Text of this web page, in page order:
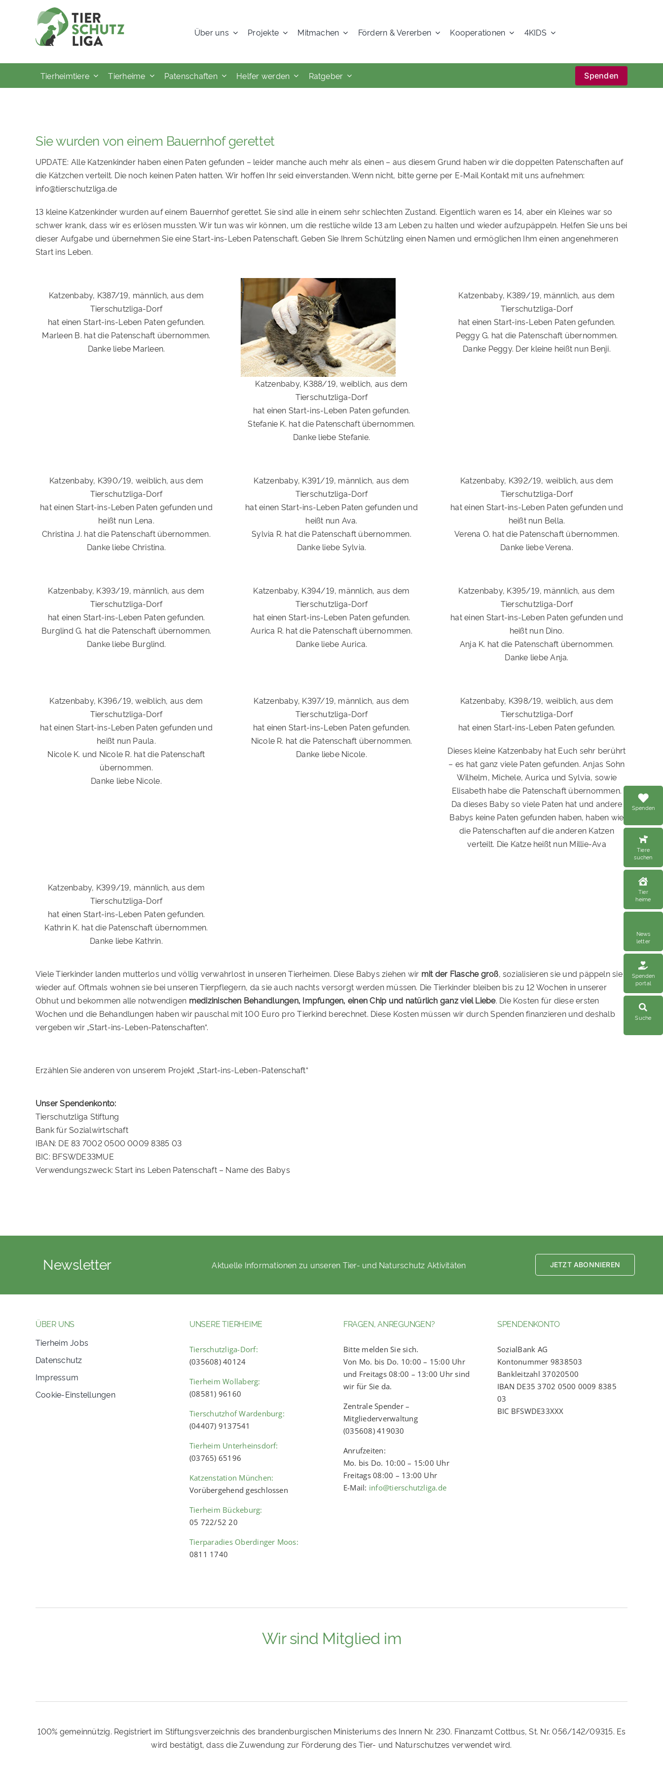
Über uns Projekte Mitmachen Fördern & Vererben Kooperationen 4KIDS
Tierheimtiere Tierheime Patenschaften Helfer werden Ratgeber Spenden
Spenden
Tiere
suchen
Tier
heime
News
letter
Spenden
portal
Suche
Sie wurden von einem Bauernhof gerettet
UPDATE: Alle Katzenkinder haben einen Paten gefunden – leider manche auch mehr als einen – aus diesem Grund haben wir die doppelten Patenschaften auf
die Kätzchen verteilt. Die noch keinen Paten hatten. Wir hoffen Ihr seid einverstanden. Wenn nicht, bitte gerne per E-Mail Kontakt mit uns aufnehmen:
info@tierschutzliga.de
13 kleine Katzenkinder wurden auf einem Bauernhof gerettet. Sie sind alle in einem sehr schlechten Zustand. Eigentlich waren es 14, aber ein Kleines war so
schwer krank, dass wir es erlösen mussten. Wir tun was wir können, um die restliche wilde 13 am Leben zu halten und wieder aufzupäppeln. Helfen Sie uns bei
dieser Aufgabe und übernehmen Sie eine Start-ins-Leben Patenschaft. Geben Sie Ihrem Schützling einen Namen und ermöglichen Ihm einen angenehmeren
Start ins Leben.
Katzenbaby, K387/19, männlich, aus dem
Tierschutzliga-Dorf
hat einen Start-ins-Leben Paten gefunden.
Marleen B. hat die Patenschaft übernommen.
Danke liebe Marleen.
Katzenbaby, K388/19, weiblich, aus dem
Tierschutzliga-Dorf
hat einen Start-ins-Leben Paten gefunden.
Stefanie K. hat die Patenschaft übernommen.
Danke liebe Stefanie.
Katzenbaby, K389/19, männlich, aus dem
Tierschutzliga-Dorf
hat einen Start-ins-Leben Paten gefunden.
Peggy G. hat die Patenschaft übernommen.
Danke Peggy. Der kleine heißt nun Benji.
Katzenbaby, K390/19, weiblich, aus dem
Tierschutzliga-Dorf
hat einen Start-ins-Leben Paten gefunden und
heißt nun Lena.
Christina J. hat die Patenschaft übernommen.
Danke liebe Christina.
Katzenbaby, K391/19, männlich, aus dem
Tierschutzliga-Dorf
hat einen Start-ins-Leben Paten gefunden und
heißt nun Ava.
Sylvia R. hat die Patenschaft übernommen.
Danke liebe Sylvia.
Katzenbaby, K392/19, weiblich, aus dem
Tierschutzliga-Dorf
hat einen Start-ins-Leben Paten gefunden und
heißt nun Bella.
Verena O. hat die Patenschaft übernommen.
Danke liebe Verena.
Katzenbaby, K393/19, männlich, aus dem
Tierschutzliga-Dorf
hat einen Start-ins-Leben Paten gefunden.
Burglind G. hat die Patenschaft übernommen.
Danke liebe Burglind.
Katzenbaby, K394/19, männlich, aus dem
Tierschutzliga-Dorf
hat einen Start-ins-Leben Paten gefunden.
Aurica R. hat die Patenschaft übernommen.
Danke liebe Aurica.
Katzenbaby, K395/19, männlich, aus dem
Tierschutzliga-Dorf
hat einen Start-ins-Leben Paten gefunden und
heißt nun Dino.
Anja K. hat die Patenschaft übernommen.
Danke liebe Anja.
Katzenbaby, K396/19, weiblich, aus dem
Tierschutzliga-Dorf
hat einen Start-ins-Leben Paten gefunden und
heißt nun Paula.
Nicole K. und Nicole R. hat die Patenschaft
übernommen.
Danke liebe Nicole.
Katzenbaby, K397/19, männlich, aus dem
Tierschutzliga-Dorf
hat einen Start-ins-Leben Paten gefunden.
Nicole R. hat die Patenschaft übernommen.
Danke liebe Nicole.
Katzenbaby, K398/19, weiblich, aus dem
Tierschutzliga-Dorf
hat einen Start-ins-Leben Paten gefunden.
Dieses kleine Katzenbaby hat Euch sehr berührt
– es hat ganz viele Paten gefunden. Anjas Sohn
Wilhelm, Michele, Aurica und Sylvia, sowie
Elisabeth habe die Patenschaft übernommen.
Da dieses Baby so viele Paten hat und andere
Babys keine Paten gefunden haben, haben wie
die Patenschaften auf die anderen Katzen
verteilt. Die Katze heißt nun Millie-Ava
Katzenbaby, K399/19, männlich, aus dem
Tierschutzliga-Dorf
hat einen Start-ins-Leben Paten gefunden.
Kathrin K. hat die Patenschaft übernommen.
Danke liebe Kathrin.
Viele Tierkinder landen mutterlos und völlig verwahrlost in unseren Tierheimen. Diese Babys ziehen wir mit der Flasche groß, sozialisieren sie und päppeln sie
wieder auf. Oftmals wohnen sie bei unseren Tierpflegern, da sie auch nachts versorgt werden müssen. Die Tierkinder bleiben bis zu 12 Wochen in unserer
Obhut und bekommen alle notwendigen medizinischen Behandlungen, Impfungen, einen Chip und natürlich ganz viel Liebe. Die Kosten für diese ersten
Wochen und die Behandlungen haben wir pauschal mit 100 Euro pro Tierkind berechnet. Diese Kosten müssen wir durch Spenden finanzieren und deshalb
vergeben wir „Start-ins-Leben-Patenschaften“.
Erzählen Sie anderen von unserem Projekt „Start-ins-Leben-Patenschaft“
Unser Spendenkonto:
Tierschutzliga Stiftung
Bank für Sozialwirtschaft
IBAN: DE 83 7002 0500 0009 8385 03
BIC: BFSWDE33MUE
Verwendungszweck: Start ins Leben Patenschaft – Name des Babys
Newsletter Aktuelle Informationen zu unseren Tier- und Naturschutz Aktivitäten JETZT ABONNIEREN
ÜBER UNS
Tierheim Jobs
Datenschutz
Impressum
Cookie-Einstellungen
UNSERE TIERHEIME
Tierschutzliga-Dorf:
(035608) 40124
Tierheim Wollaberg:
(08581) 96160
Tierschutzhof Wardenburg:
(04407) 9137541
Tierheim Unterheinsdorf:
(03765) 65196
Katzenstation München:
Vorübergehend geschlossen
Tierheim Bückeburg:
05 722/52 20
Tierparadies Oberdinger Moos:
0811 1740
FRAGEN, ANREGUNGEN?
Bitte melden Sie sich.
Von Mo. bis Do. 10:00 – 15:00 Uhr
und Freitags 08:00 – 13:00 Uhr sind
wir für Sie da.
Zentrale Spender –
Mitgliederverwaltung
(035608) 419030
Anrufzeiten:
Mo. bis Do. 10:00 – 15:00 Uhr
Freitags 08:00 – 13:00 Uhr
E-Mail: info@tierschutzliga.de
SPENDENKONTO
SozialBank AG
Kontonummer 9838503
Bankleitzahl 37020500
IBAN DE35 3702 0500 0009 8385
03
BIC BFSWDE33XXX
Wir sind Mitglied im
100% gemeinnützig. Registriert im Stiftungsverzeichnis des brandenburgischen Ministeriums des Innern Nr. 230. Finanzamt Cottbus, St. Nr. 056/142/09315. Es
wird bestätigt, dass die Zuwendung zur Förderung des Tier- und Naturschutzes verwendet wird.